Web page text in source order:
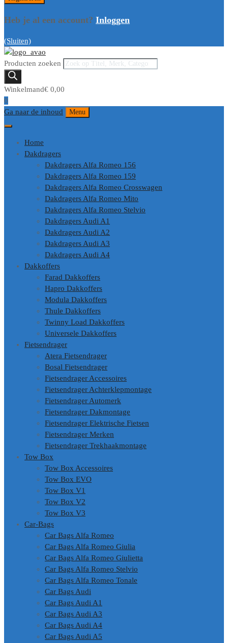
Heb je al een account? Inloggen
(Sluiten)
Producten zoeken
Winkelmand€ 0,00
0
Ga naar de inhoud
Menu
Home
Dakdragers
Dakdragers Alfa Romeo 156
Dakdragers Alfa Romeo 159
Dakdragers Alfa Romeo Crosswagen
Dakdragers Alfa Romeo Mito
Dakdragers Alfa Romeo Stelvio
Dakdragers Audi A1
Dakdragers Audi A2
Dakdragers Audi A3
Dakdragers Audi A4
Dakkoffers
Farad Dakkoffers
Hapro Dakkoffers
Modula Dakkoffers
Thule Dakkoffers
Twinny Load Dakkoffers
Universele Dakkoffers
Fietsendrager
Atera Fietsendrager
Bosal Fietsendrager
Fietsendrager Accessoires
Fietsendrager Achterklepmontage
Fietsendrager Automerk
Fietsendrager Dakmontage
Fietsendrager Elektrische Fietsen
Fietsendrager Merken
Fietsendrager Trekhaakmontage
Tow Box
Tow Box Accessoires
Tow Box EVO
Tow Box V1
Tow Box V2
Tow Box V3
Car-Bags
Car Bags Alfa Romeo
Car Bags Alfa Romeo Giulia
Car Bags Alfa Romeo Giulietta
Car Bags Alfa Romeo Stelvio
Car Bags Alfa Romeo Tonale
Car Bags Audi
Car Bags Audi A1
Car Bags Audi A3
Car Bags Audi A4
Car Bags Audi A5